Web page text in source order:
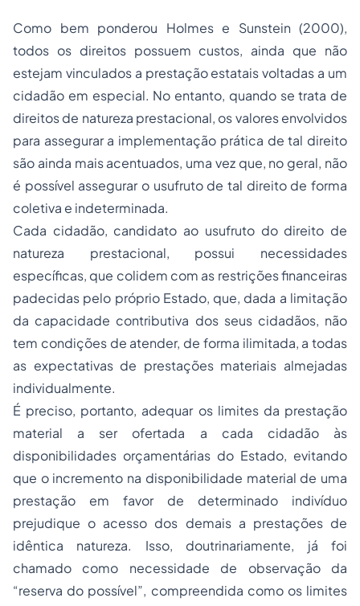
Como bem ponderou Holmes e Sunstein (2000),
todos os direitos possuem custos, ainda que não
estejam vinculados a prestação estatais voltadas a um
cidadão em especial. No entanto, quando se trata de
direitos de natureza prestacional, os valores envolvidos
para assegurar a implementação prática de tal direito
são ainda mais acentuados, uma vez que, no geral, não
é possível assegurar o usufruto de tal direito de forma
coletiva e indeterminada.
Cada cidadão, candidato ao usufruto do direito de
natureza prestacional, possui necessidades
específicas, que colidem com as restrições financeiras
padecidas pelo próprio Estado, que, dada a limitação
da capacidade contributiva dos seus cidadãos, não
tem condições de atender, de forma ilimitada, a todas
as expectativas de prestações materiais almejadas
individualmente.
É preciso, portanto, adequar os limites da prestação
material a ser ofertada a cada cidadão às
disponibilidades orçamentárias do Estado, evitando
que o incremento na disponibilidade material de uma
prestação em favor de determinado indivíduo
prejudique o acesso dos demais a prestações de
idêntica natureza. Isso, doutrinariamente, já foi
chamado como necessidade de observação da
“reserva do possível”, compreendida como os limites